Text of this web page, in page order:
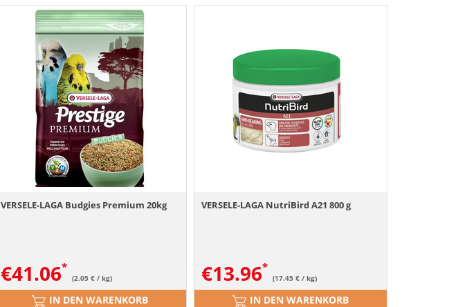
VERSELE-LAGA Budgies Premium 20kg
€41.06 (2.05 € / kg)
IN DEN WARENKORB
VERSELE-LAGA NutriBird A21 800 g
€13.96 (17.45 € / kg)
IN DEN WARENKORB